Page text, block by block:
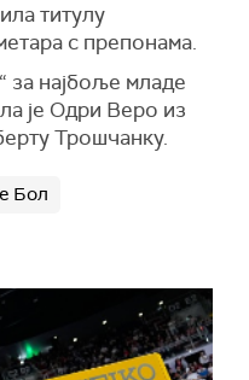
титулу
с препонама.
за најбоље младе
је Одри Веро из
Трошчанку.
Бол